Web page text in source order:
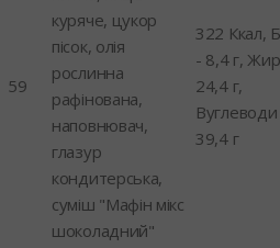
59
куряче, цукор
пісок, олія
рослинна
рафінована,
наповнювач,
глазур
кондитерська,
суміш "Мафін мікс
шоколадний"
322 Ккал,
- 8,4 г,
24,4 г,
39,4 г